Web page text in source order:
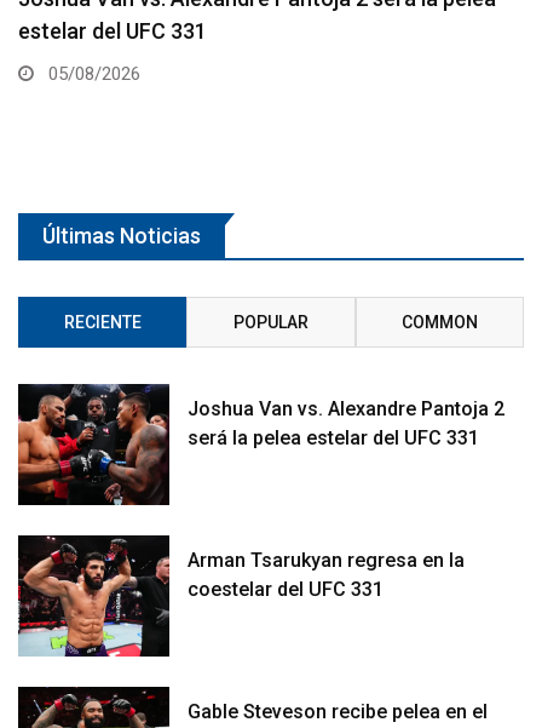
331
05/08/2026
Últimas Noticias
RECIENTE POPULAR COMMON
Joshua Van vs. Alexandre Pantoja 2
será la pelea estelar del UFC 331
Arman Tsarukyan regresa en la
coestelar del UFC 331
Gable Steveson recibe pelea en el